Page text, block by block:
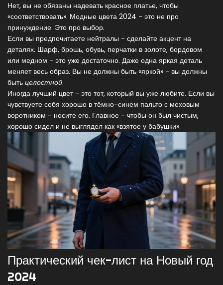
Нет, вы не обязаны надевать красное платье, чтобы
«соответствовать». Модные цвета 2024 - это не про
принуждение. Это про выбор.
Если вы предпочитаете нейтралы - сделайте акцент на
деталях. Шарф, брошь, обувь, перчатки в золоте, бордовом
или медном - это уже достаточно. Даже одна яркая деталь
меняет весь образ. Вы не должны быть «яркой» - вы должны
быть целостной.
Иногда лучший цвет - это тот, который вы уже любите. Если вы
чувствуете себя хорошо в тёмно-синем пальто с меховым
воротником - носите его. Главное - чтобы он был чистым,
хорошо сидел и не выглядел как «взятое у бабушки».
Практический чек-лист на Новый год
2024